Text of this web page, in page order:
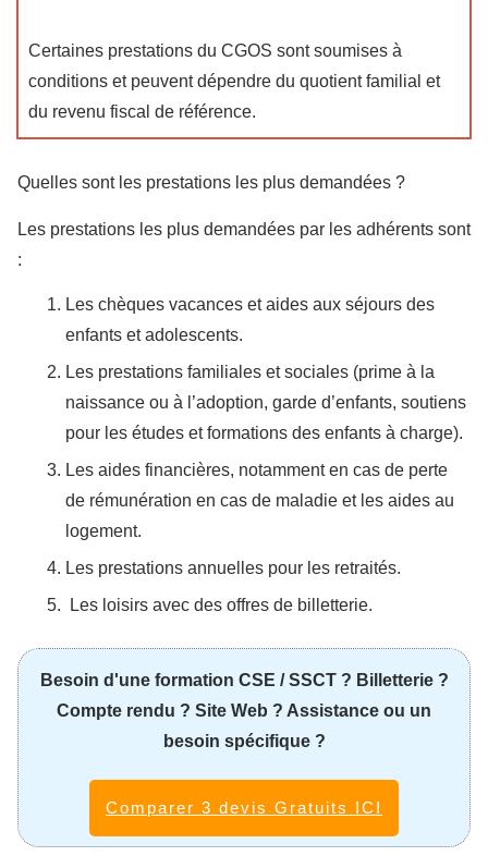
Certaines prestations du CGOS sont soumises à
conditions et peuvent dépendre du quotient familial et
du revenu fiscal de référence.
Quelles sont les prestations les plus demandées ?
Les prestations les plus demandées par les adhérents sont
:
Les chèques vacances et aides aux séjours des
enfants et adolescents.
Les prestations familiales et sociales (prime à la
naissance ou à l’adoption, garde d’enfants, soutiens
pour les études et formations des enfants à charge).
Les aides financières, notamment en cas de perte
de rémunération en cas de maladie et les aides au
logement.
Les prestations annuelles pour les retraités.
Les loisirs avec des offres de billetterie.
Besoin d'une formation CSE / SSCT ? Billetterie ?
Compte rendu ? Site Web ? Assistance ou un
besoin spécifique ?
Comparer 3 devis Gratuits ICI